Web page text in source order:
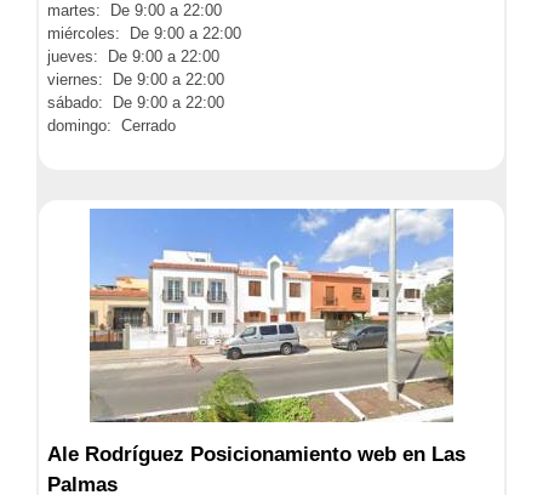
martes: De 9:00 a 22:00
miércoles: De 9:00 a 22:00
jueves: De 9:00 a 22:00
viernes: De 9:00 a 22:00
sábado: De 9:00 a 22:00
domingo: Cerrado
Ale Rodríguez Posicionamiento web en Las
Palmas